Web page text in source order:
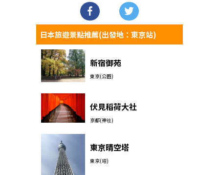
日本旅遊景點推薦(出發地：東京站)
新宿御苑
東京(公園)
伏見稻荷大社
京都(神社)
東京晴空塔
東京(塔)